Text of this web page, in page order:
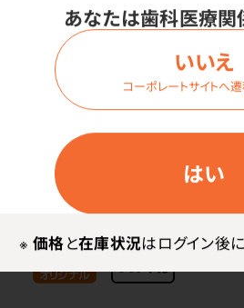
あなたは歯科医療関
はい
いいえ
コーポレートサイトへ
※ 価格と在庫状況はログイン後
各種金属の研磨に幅広く使用でき
目詰まりせず、研磨効率が優れて
安心の日本製！高品質！「クラフト
産品で高品質でありながら、価
品を目指して開発した安心の商品